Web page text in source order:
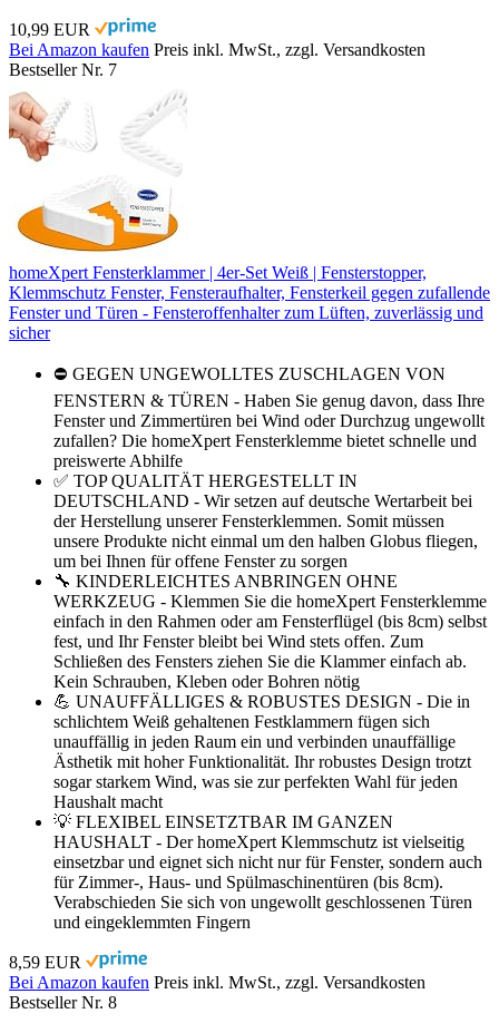
10,99 EUR
Bei Amazon kaufen Preis inkl. MwSt., zzgl. Versandkosten
Bestseller Nr. 7
homeXpert Fensterklammer | 4er-Set Weiß | Fensterstopper,
Klemmschutz Fenster, Fensteraufhalter, Fensterkeil gegen zufallende
Fenster und Türen - Fensteroffenhalter zum Lüften, zuverlässig und
sicher
⛔ GEGEN UNGEWOLLTES ZUSCHLAGEN VON
FENSTERN & TÜREN - Haben Sie genug davon, dass Ihre
Fenster und Zimmertüren bei Wind oder Durchzug ungewollt
zufallen? Die homeXpert Fensterklemme bietet schnelle und
preiswerte Abhilfe
✅ TOP QUALITÄT HERGESTELLT IN
DEUTSCHLAND - Wir setzen auf deutsche Wertarbeit bei
der Herstellung unserer Fensterklemmen. Somit müssen
unsere Produkte nicht einmal um den halben Globus fliegen,
um bei Ihnen für offene Fenster zu sorgen
🔧 KINDERLEICHTES ANBRINGEN OHNE
WERKZEUG - Klemmen Sie die homeXpert Fensterklemme
einfach in den Rahmen oder am Fensterflügel (bis 8cm) selbst
fest, und Ihr Fenster bleibt bei Wind stets offen. Zum
Schließen des Fensters ziehen Sie die Klammer einfach ab.
Kein Schrauben, Kleben oder Bohren nötig
💪 UNAUFFÄLLIGES & ROBUSTES DESIGN - Die in
schlichtem Weiß gehaltenen Festklammern fügen sich
unauffällig in jeden Raum ein und verbinden unauffällige
Ästhetik mit hoher Funktionalität. Ihr robustes Design trotzt
sogar starkem Wind, was sie zur perfekten Wahl für jeden
Haushalt macht
💡 FLEXIBEL EINSETZTBAR IM GANZEN
HAUSHALT - Der homeXpert Klemmschutz ist vielseitig
einsetzbar und eignet sich nicht nur für Fenster, sondern auch
für Zimmer-, Haus- und Spülmaschinentüren (bis 8cm).
Verabschieden Sie sich von ungewollt geschlossenen Türen
und eingeklemmten Fingern
8,59 EUR
Bei Amazon kaufen Preis inkl. MwSt., zzgl. Versandkosten
Bestseller Nr. 8